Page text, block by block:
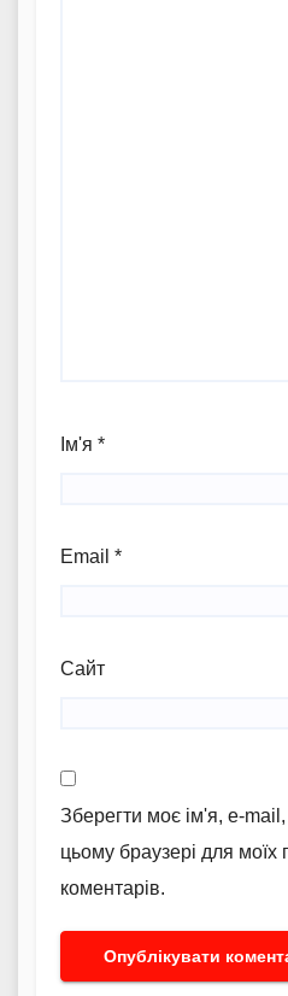
Ім'я *
Email *
Сайт
Зберегти моє ім'я, e-
цьому браузері для
коментарів.